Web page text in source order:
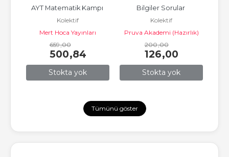
Stokta yok
AYT Matematik Kampı
Seti
Kolektif
Mert Hoca Yayınları
659,00
500,84
Stokta yok
Bilgiler Sorular
Konuşuyor 2021
Kolektif
Pruva Akademi (Hazırlık)
200,00
126,00
Tümünü göster